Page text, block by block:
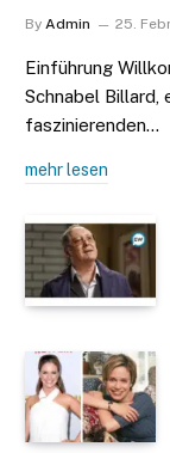
By Admin 25.
Einführung
Schnabel Billard,
faszinierenden…
mehr lesen